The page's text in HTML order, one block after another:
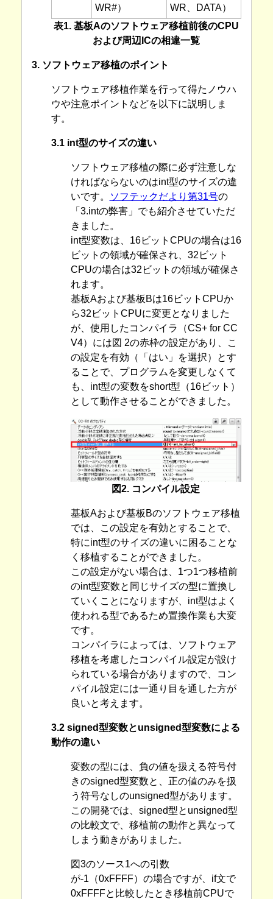
WR#）
WR、DATA）
表1. 基板Aのソフトウェア移植前後のCPU
および周辺ICの相違一覧
3. ソフトウェア移植のポイント
ソフトウェア移植作業を行って得たノウハ
ウや注意ポイントなどを以下に説明しま
す。
3.1 int型のサイズの違い
ソフトウェア移植の際に必ず注意しな
ければならないのはint型のサイズの違
いです。
ソフテックだより第31号の
「3.intの弊害」でも紹介させていただ
きました。
int型変数は、16ビットCPUの場合は16
ビットの領域が確保され、32ビット
CPUの場合は32ビットの領域が確保さ
れます。
基板Aおよび基板Bは16ビットCPUか
ら32ビットCPUに変更となりました
が、使用したコンパイラ（CS+ for CC
V4）には図 2の赤枠の設定があり、こ
の設定を有効（「はい」を選択）とす
ることで、プログラムを変更しなくて
も、int型の変数をshort型（16ビット）
として動作させることができました。
図2. コンパイル設定
基板Aおよび基板Bのソフトウェア移植
では、この設定を有効とすることで、
特にint型のサイズの違いに困ることな
く移植することができました。
この設定がない場合は、1つ1つ移植前
のint型変数と同じサイズの型に置換し
ていくことになりますが、int型はよく
使われる型であるため置換作業も大変
です。
コンパイラによっては、ソフトウェア
移植を考慮したコンパイル設定が設け
られている場合がありますので、コン
パイル設定には一通り目を通した方が
良いと考えます。
3.2 signed型変数とunsigned型変数による
動作の違い
変数の型には、負の値を扱える符号付
きのsigned型変数と、正の値のみを扱
う符号なしのunsigned型があります。
この開発では、signed型とunsigned型
の比較文で、移植前の動作と異なって
しまう動きがありました。
図3のソース1への引数
が-1（0xFFFF）の場合ですが、if文で
0xFFFFと比較したとき移植前CPUで